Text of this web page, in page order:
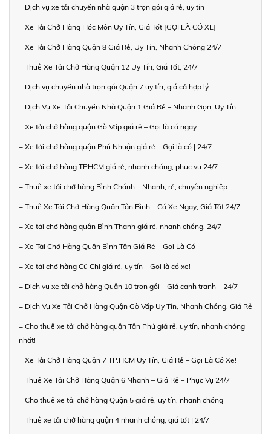
+ Dịch vụ xe tải chuyển nhà quận 3 trọn gói giá rẻ, uy tín
+ Xe Tải Chở Hàng Hóc Môn Uy Tín, Giá Tốt [GỌI LÀ CÓ XE]
+ Xe Tải Chở Hàng Quận 8 Giá Rẻ, Uy Tín, Nhanh Chóng 24/7
+ Thuê Xe Tải Chở Hàng Quận 12 Uy Tín, Giá Tốt, 24/7
+ Dịch vụ chuyển nhà trọn gói Quận 7 uy tín, giá cả hợp lý
+ Dịch Vụ Xe Tải Chuyển Nhà Quận 1 Giá Rẻ – Nhanh Gọn, Uy Tín
+ Xe tải chở hàng quận Gò Vấp giá rẻ – Gọi là có ngay
+ Xe tải chở hàng quận Phú Nhuận giá rẻ – Gọi là có | 24/7
+ Xe tải chở hàng TPHCM giá rẻ, nhanh chóng, phục vụ 24/7
+ Thuê xe tải chở hàng Bình Chánh – Nhanh, rẻ, chuyên nghiệp
+ Thuê Xe Tải Chở Hàng Quận Tân Bình – Có Xe Ngay, Giá Tốt 24/7
+ Xe tải chở hàng quận Bình Thạnh giá rẻ, nhanh chóng, 24/7
+ Xe Tải Chở Hàng Quận Bình Tân Giá Rẻ – Gọi Là Có
+ Xe tải chở hàng Củ Chi giá rẻ, uy tín – Gọi là có xe!
+ Dịch vụ xe tải chở hàng Quận 10 trọn gói – Giá cạnh tranh – 24/7
+ Dịch Vụ Xe Tải Chở Hàng Quận Gò Vấp Uy Tín, Nhanh Chóng, Giá Rẻ
+ Cho thuê xe tải chở hàng quận Tân Phú giá rẻ, uy tín, nhanh chóng
nhất!
+ Xe Tải Chở Hàng Quận 7 TP.HCM Uy Tín, Giá Rẻ – Gọi Là Có Xe!
+ Thuê Xe Tải Chở Hàng Quận 6 Nhanh – Giá Rẻ – Phục Vụ 24/7
+ Cho thuê xe tải chở hàng Quận 5 giá rẻ, uy tín, nhanh chóng
+ Thuê xe tải chở hàng quận 4 nhanh chóng, giá tốt | 24/7